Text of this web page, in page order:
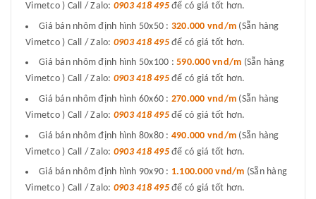
Vimetco ) Call / Zalo: 0903 418 495để có giá tốt hơn.
Giá bán nhôm định hình 50x50 : 320.000 vnd/m (Sẵn hàng
Vimetco ) Call / Zalo: 0903 418 495để có giá tốt hơn.
Giá bán nhôm định hình 50x100 : 590.000 vnd/m (Sẵn hàng
Vimetco ) Call / Zalo: 0903 418 495để có giá tốt hơn.
Giá bán nhôm định hình 60x60 : 270.000 vnd/m (Sẵn hàng
Vimetco ) Call / Zalo: 0903 418 495để có giá tốt hơn.
Giá bán nhôm định hình 80x80 : 490.000 vnd/m (Sẵn hàng
Vimetco ) Call / Zalo: 0903 418 495để có giá tốt hơn.
Giá bán nhôm định hình 90x90 : 1.100.000 vnd/m (Sẵn hàng
Vimetco ) Call / Zalo: 0903 418 495để có giá tốt hơn.